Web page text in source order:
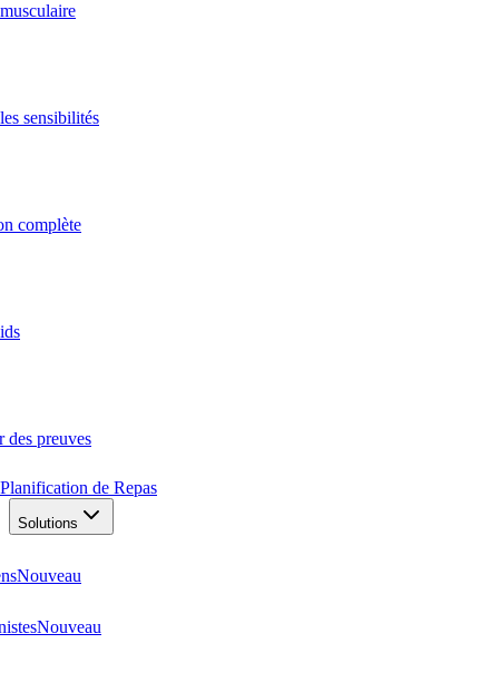
sensibilités
complète
des preuves
de Repas
Solutions
Nouveau
Nouveau